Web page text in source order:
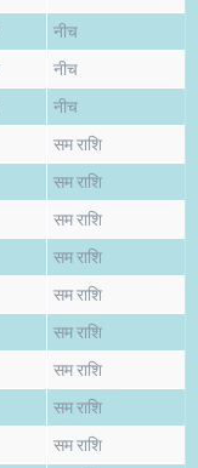
नीच
नीच
नीच
सम राशि
सम राशि
सम राशि
सम राशि
सम राशि
सम राशि
सम राशि
सम राशि
सम राशि